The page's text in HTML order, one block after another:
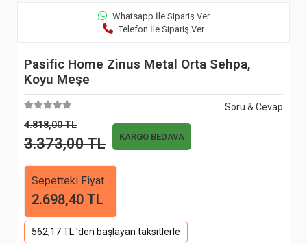
Whatsapp İle Sipariş Ver
Telefon İle Sipariş Ver
Pasific Home Zinus Metal Orta Sehpa,
Koyu Meşe
Soru & Cevap
4.818,00 TL
3.373,00 TL KARGO BEDAVA
Sepetteki Fiyat
2.698,40 TL
562,17 TL 'den başlayan taksitlerle